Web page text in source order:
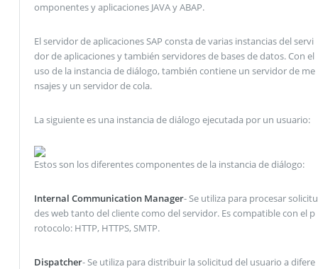
omponentes y aplicaciones JAVA y ABAP.
El servidor de aplicaciones SAP consta de varias instancias del servi
dor de aplicaciones y también servidores de bases de datos. Con el
uso de la instancia de diálogo, también contiene un servidor de me
nsajes y un servidor de cola.
La siguiente es una instancia de diálogo ejecutada por un usuario:
Estos son los diferentes componentes de la instancia de diálogo:
Internal Communication Manager- Se utiliza para procesar solicitu
des web tanto del cliente como del servidor. Es compatible con el p
rotocolo: HTTP, HTTPS, SMTP.
Dispatcher- Se utiliza para distribuir la solicitud del usuario a difere